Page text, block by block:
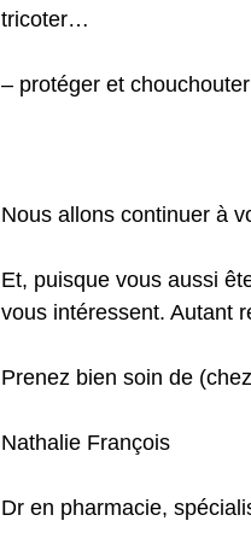
tricoter…
– protéger et
Nous allons continuer à
Et, puisque vous aussi
vous intéressent. Autant
Prenez bien soin de
Nathalie François
Dr en pharmacie,